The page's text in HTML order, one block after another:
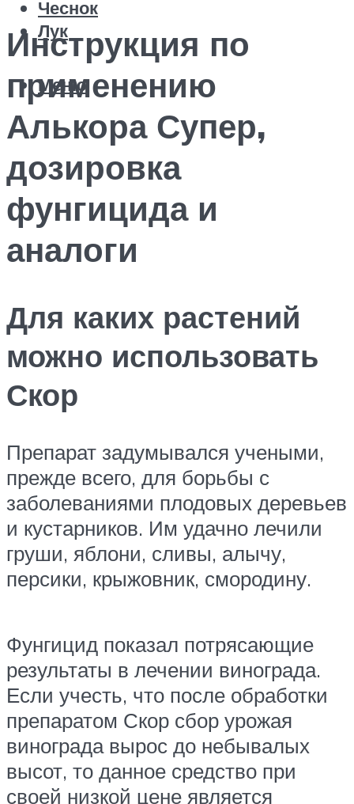
Чеснок
Лук
Меню
Инструкция по
применению
Алькора Супер,
дозировка
фунгицида и
аналоги
Для каких растений
можно использовать
Скор
Препарат задумывался учеными,
прежде всего, для борьбы с
заболеваниями плодовых деревьев
и кустарников. Им удачно лечили
груши, яблони, сливы, алычу,
персики, крыжовник, смородину.
Фунгицид показал потрясающие
результаты в лечении винограда.
Если учесть, что после обработки
препаратом Скор сбор урожая
винограда вырос до небывалых
высот, то данное средство при
своей низкой цене является